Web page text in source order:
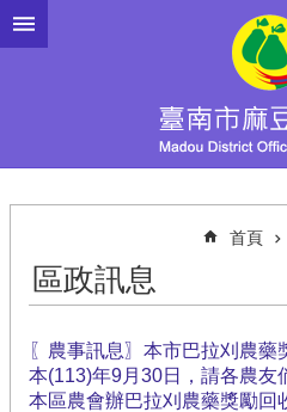
跳到主要內容區塊
首頁
區政訊息
〖農事訊息〗本市巴拉刈農
本(113)年9月30日，請各農友
本區農會辦巴拉刈農藥獎勵回